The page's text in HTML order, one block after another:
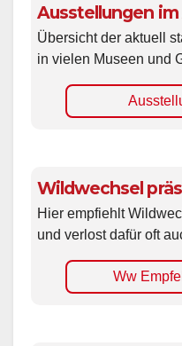
Ausstellungen
Übersicht der aktuell
in vielen Museen und
Wildwechsel
Hier empfiehlt
und verlost dafür oft
Ww